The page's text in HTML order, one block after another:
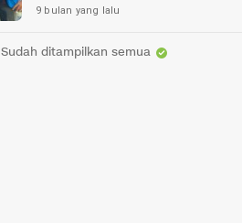
9 bulan yang lalu
Sudah ditampilkan semua